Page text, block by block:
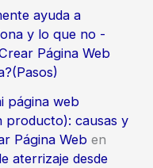
ayuda a
y lo que no -
Página Web
página web
producto): causas y
Página Weben
aterrizaje desde